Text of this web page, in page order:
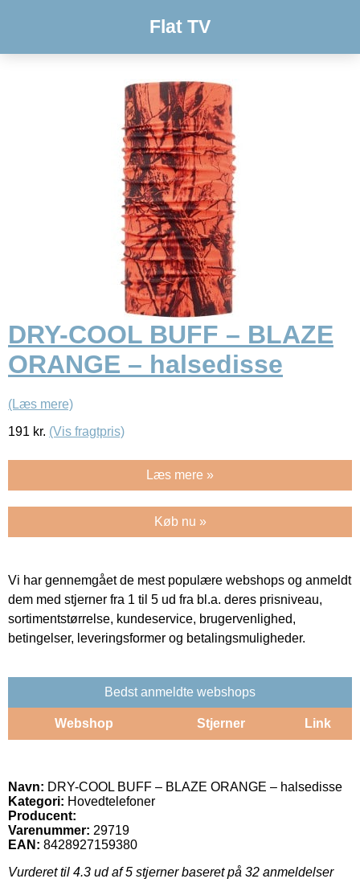
Flat TV
DRY-COOL BUFF – BLAZE
ORANGE – halsedisse
(Læs mere)
191 kr. (Vis fragtpris)
Læs mere »
Køb nu »
Vi har gennemgået de mest populære webshops og anmeldt
dem med stjerner fra 1 til 5 ud fra bl.a. deres prisniveau,
sortimentstørrelse, kundeservice, brugervenlighed,
betingelser, leveringsformer og betalingsmuligheder.
Bedst anmeldte webshops
Webshop Stjerner Link
Navn: DRY-COOL BUFF – BLAZE ORANGE – halsedisse
Kategori: Hovedtelefoner
Producent:
Varenummer: 29719
EAN: 8428927159380
Vurderet til 4.3 ud af 5 stjerner baseret på 32 anmeldelser